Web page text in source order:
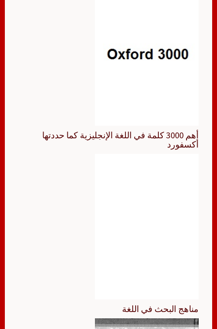
أهم 3000 كلمة في اللغة الإنجليزية كما حددتها
أكسفورد
مناهج البحث في اللغة